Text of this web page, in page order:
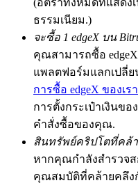
Exclusive for BitMart
Register & Trade to
Precious Metals
Trade Gold & Silver ·
ธรรมเนียม.)
จะซื้อ 1 edgeX บน
คุณสามารถซื้อ
แพลตฟอร์มแลกเปลี่
การซื้อ edgeX ของเรา
การตั้งกระเป๋าเงินข
คำสั่งซื้อของคุณ.
สินทรัพย์คริปโตที่คล้า
หากคุณกำลังสำรวจ
คุณสมบัติที่คล้ายคลึง